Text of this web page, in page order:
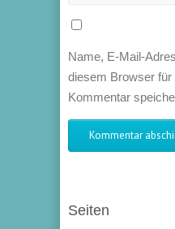
Name, E-Mail-
diesem Browser
Kommentar
Seiten